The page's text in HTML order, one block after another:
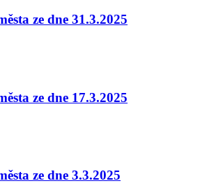
ze dne 31.3.2025
ze dne 17.3.2025
ze dne 3.3.2025